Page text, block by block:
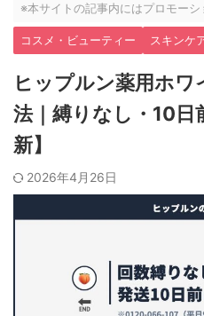
※本サイトの記事内にはプロモー
コスメ・ビューティー スキンケ
ヒップルン薬用ホ
法｜縛りなし・10
新】
2026年4月26日